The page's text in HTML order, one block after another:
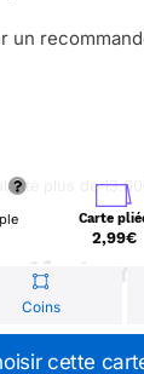
Carte
2,99€
Coins
cette
un
plus de
Merci Facteur